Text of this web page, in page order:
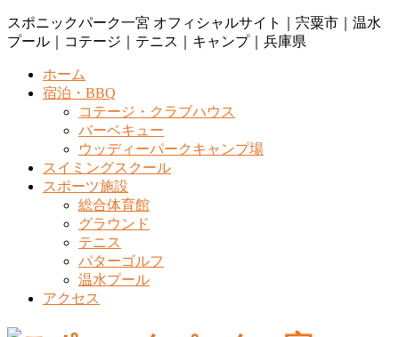
コ
ン
ナ
ビ
スポニックパーク一宮 オフィシャルサイト｜宍粟市｜温水
プール｜コテージ｜テニス｜キャンプ｜兵庫県
ホーム
宿泊・BBQ
コテージ・クラブハウス
バーベキュー
ウッディーパークキャンプ場
スイミングスクール
スポーツ施設
総合体育館
グラウンド
テニス
パターゴルフ
温水プール
アクセス